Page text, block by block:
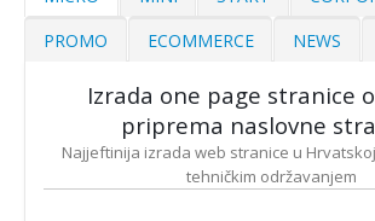
PROMO
ECOMMERCE NEWS
Izrada one page stranice
priprema naslovne
Najjeftinija izrada web stranice u
tehničkim održavanjem